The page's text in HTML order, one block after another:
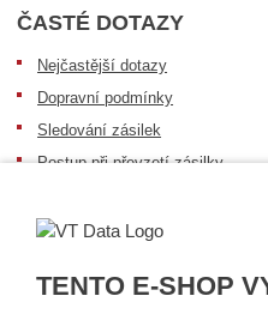
TENTO E-SHOP
ČASTÉ DOTAZY
Nejčastější dotazy
Dopravní podmínky
Sledování zásilek
Postup při převzetí zásilky
Obecné informace